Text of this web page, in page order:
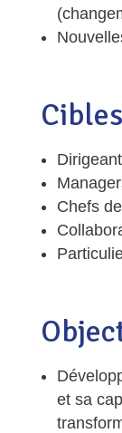
Cibles
Chefs
et sa